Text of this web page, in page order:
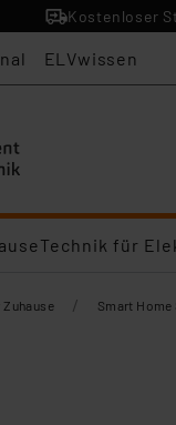
Kostenloser
ELVwissen
Technik für
Zuhause / Smart